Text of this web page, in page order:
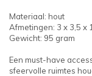
Materiaal: hout
Afmetingen: 3 x 3,5 x
Gewicht: 95 gram
Een must-have
sfeervolle ruimtes